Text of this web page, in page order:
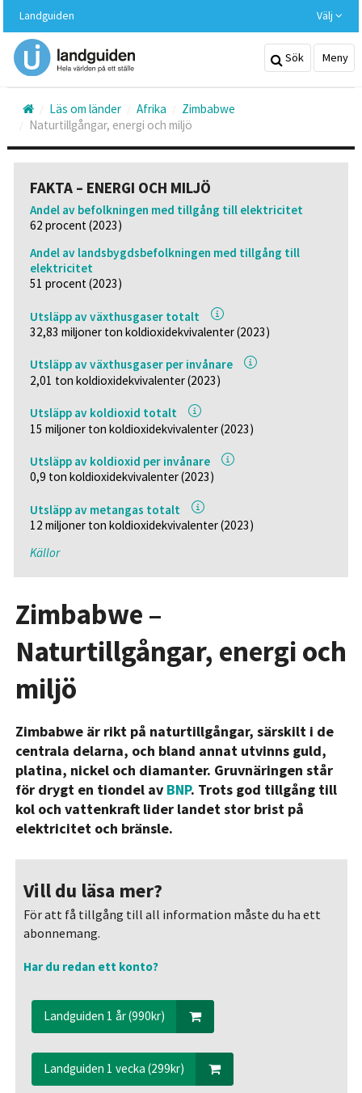
huvudinnehållet
Landguiden Välj
Sök Meny
Läs om länder Afrika
Zimbabwe
Naturtillgångar, energi och miljö
FAKTA – ENERGI OCH MILJÖ
Andel av befolkningen med tillgång till elektricitet
62 procent (2023)
Andel av landsbygdsbefolkningen med tillgång till
elektricitet
51 procent (2023)
Utsläpp av växthusgaser totalt
32,83 miljoner ton koldioxidekvivalenter (2023)
Utsläpp av växthusgaser per invånare
2,01 ton koldioxidekvivalenter (2023)
Utsläpp av koldioxid totalt
15 miljoner ton koldioxidekvivalenter (2023)
Utsläpp av koldioxid per invånare
0,9 ton koldioxidekvivalenter (2023)
Utsläpp av metangas totalt
12 miljoner ton koldioxidekvivalenter (2023)
Källor
Zimbabwe –
Naturtillgångar, energi och
miljö
Zimbabwe är rikt på naturtillgångar, särskilt i de
centrala delarna, och bland annat utvinns guld,
platina, nickel och diamanter. Gruvnäringen står
för drygt en tiondel av BNP. Trots god tillgång till
kol och vattenkraft lider landet stor brist på
elektricitet och bränsle.
Vill du läsa mer?
För att få tillgång till all information måste du ha ett
abonnemang.
Har du redan ett konto?
Landguiden 1 år (990kr)
Landguiden 1 vecka (299kr)